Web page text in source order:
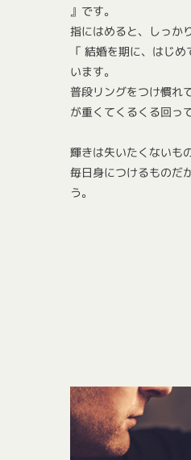
』です。
指にはめると、しっか
「 結婚を期に、はじ
います。
普段リングをつけ慣れ
が重くてくるくる回っ
輝きは失いたくないもの
毎日身につけるものだ
う。